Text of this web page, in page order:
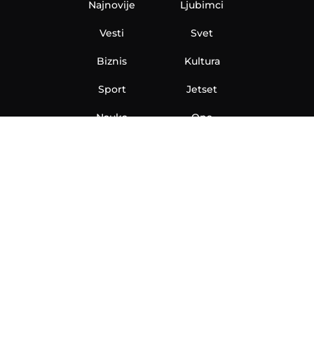
Najnovije
Vesti
Biznis
Sport
Nauka
Ljubimci
Svet
Kultura
Jetset
Ona